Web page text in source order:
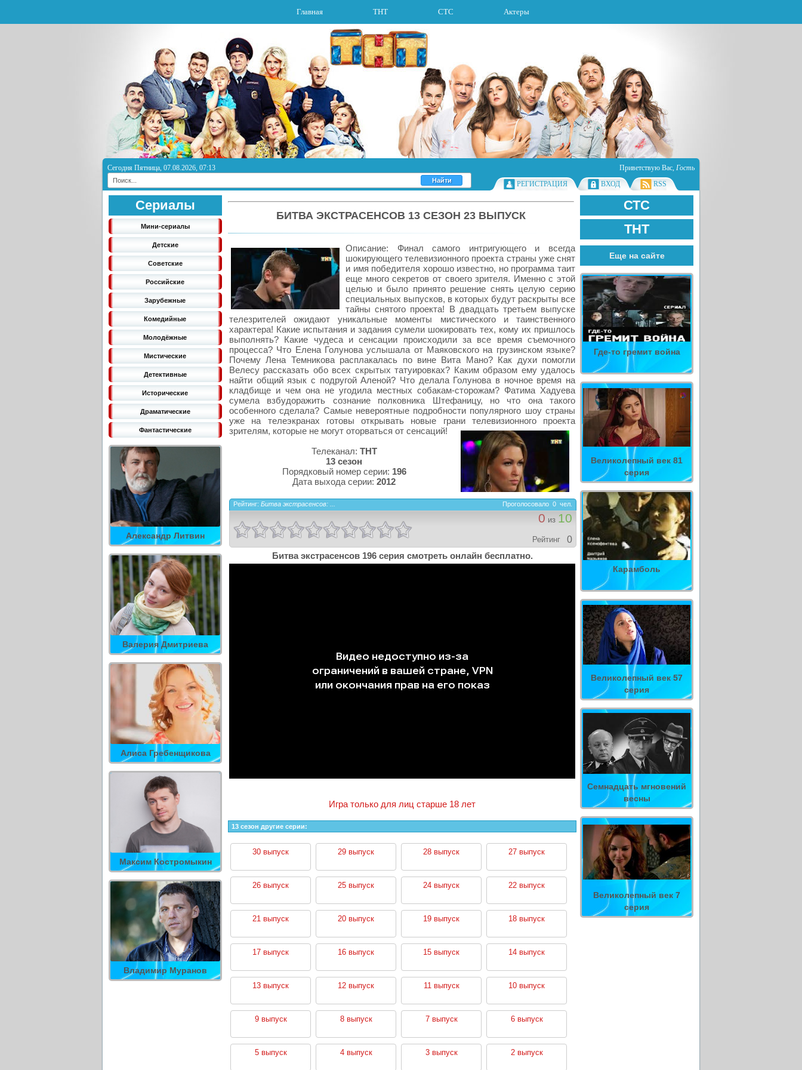
Главная ТНТ СТС Актеры
Сегодня Пятница, 07.08.2026, 07:13 Приветствую Вас, Гость
РЕГИСТРАЦИЯ
ВХОД RSS
Сериалы
Мини-сериалы
Детские
Советские
Российские
Зарубежные
Комедийные
Молодёжные
Мистические
Детективные
Исторические
Драматические
Фантастические
Александр Литвин
Валерия Дмитриева
Алиса Гребенщикова
Максим Костромыкин
Владимир Муранов
СТС
ТНТ
Еще на сайте
Где-то гремит война
Великолепный век 81
серия
Карамболь
Великолепный век 57
серия
Семнадцать мгновений
весны
Великолепный век 7
серия
БИТВА ЭКСТРАСЕНСОВ 13 СЕЗОН 23 ВЫПУСК
Описание: Финал самого интригующего и всегда
шокирующего телевизионного проекта страны уже снят
и имя победителя хорошо известно, но программа таит
еще много секретов от своего зрителя. Именно с этой
целью и было принято решение снять целую серию
специальных выпусков, в которых будут раскрыты все
тайны снятого проекта! В двадцать третьем выпуске
телезрителей ожидают уникальные моменты мистического и таинственного
характера! Какие испытания и задания сумели шокировать тех, кому их пришлось
выполнять? Какие чудеса и сенсации происходили за все время съемочного
процесса? Что Елена Голунова услышала от Маяковского на грузинском языке?
Почему Лена Темникова расплакалась по вине Вита Мано? Как духи помогли
Велесу рассказать обо всех скрытых татуировках? Каким образом ему удалось
найти общий язык с подругой Аленой? Что делала Голунова в ночное время на
кладбище и чем она не угодила местных собакам-сторожам? Фатима Хадуева
сумела взбудоражить сознание полковника Штефаницу, но что она такого
особенного сделала? Самые невероятные подробности популярного шоу страны
уже на телеэкранах готовы открывать новые грани телевизионного проекта
зрителям, которые не могут оторваться от сенсаций!
Телеканал: ТНТ
13 сезон
Порядковый номер серии: 196
Дата выхода серии: 2012
Рейтинг: Битва экстрасенсов: ... Проголосовало 0 чел.
0 из 10
Рейтинг
0
Битва экстрасенсов 196 серия смотреть онлайн бесплатно.
Игра только для лиц старше 18 лет
13 сезон другие серии:
30 выпуск 29 выпуск 28 выпуск 27 выпуск
26 выпуск 25 выпуск 24 выпуск 22 выпуск
21 выпуск 20 выпуск 19 выпуск 18 выпуск
17 выпуск 16 выпуск 15 выпуск 14 выпуск
13 выпуск 12 выпуск 11 выпуск 10 выпуск
9 выпуск 8 выпуск 7 выпуск 6 выпуск
5 выпуск 4 выпуск 3 выпуск 2 выпуск